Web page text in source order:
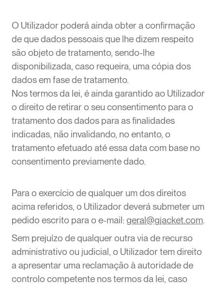
O Utilizador poderá ainda obter a confirmação
de que dados pessoais que lhe dizem respeito
são objeto de tratamento, sendo-lhe
disponibilizada, caso requeira, uma cópia dos
dados em fase de tratamento.
Nos termos da lei, é ainda garantido ao Utilizador
o direito de retirar o seu consentimento para o
tratamento dos dados para as finalidades
indicadas, não invalidando, no entanto, o
tratamento efetuado até essa data com base no
consentimento previamente dado.
Para o exercício de qualquer um dos direitos
acima referidos, o Utilizador deverá submeter um
pedido escrito para o e-mail: geral@gjacket.com.
Sem prejuízo de qualquer outra via de recurso
administrativo ou judicial, o Utilizador tem direito
a apresentar uma reclamação à autoridade de
controlo competente nos termos da lei, caso